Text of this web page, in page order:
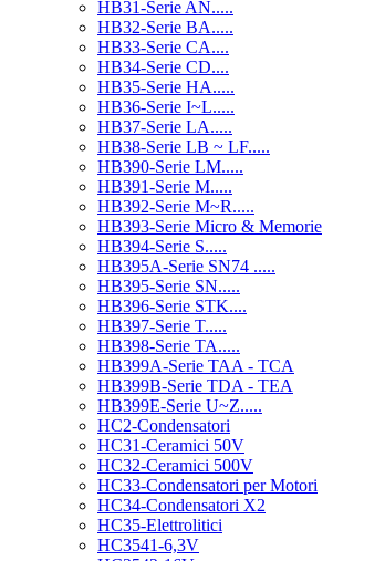
HB31-Serie AN.....
HB32-Serie BA.....
HB33-Serie CA....
HB34-Serie CD....
HB35-Serie HA.....
HB36-Serie I~L.....
HB37-Serie LA.....
HB38-Serie LB ~ LF.....
HB390-Serie LM.....
HB391-Serie M.....
HB392-Serie M~R.....
HB393-Serie Micro & Memorie
HB394-Serie S.....
HB395A-Serie SN74 .....
HB395-Serie SN.....
HB396-Serie STK....
HB397-Serie T.....
HB398-Serie TA.....
HB399A-Serie TAA - TCA
HB399B-Serie TDA - TEA
HB399E-Serie U~Z.....
HC2-Condensatori
HC31-Ceramici 50V
HC32-Ceramici 500V
HC33-Condensatori per Motori
HC34-Condensatori X2
HC35-Elettrolitici
HC3541-6,3V